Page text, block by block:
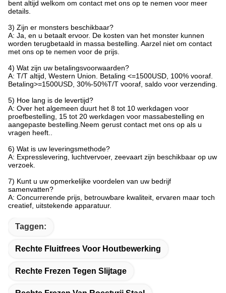
bent altijd welkom om contact met ons op te nemen voor meer
details.
3) Zijn er monsters beschikbaar?
A: Ja, en u betaalt ervoor. De kosten van het monster kunnen
worden terugbetaald in massa bestelling. Aarzel niet om contact
met ons op te nemen voor de prijs.
4) Wat zijn uw betalingsvoorwaarden?
A: T/T altijd, Western Union. Betaling <=1500USD, 100% vooraf.
Betaling>=1500USD, 30%-50%T/T vooraf, saldo voor verzending.
5) Hoe lang is de levertijd?
A: Over het algemeen duurt het 8 tot 10 werkdagen voor
proefbestelling, 15 tot 20 werkdagen voor massabestelling en
aangepaste bestelling.Neem gerust contact met ons op als u
vragen heeft..
6) Wat is uw leveringsmethode?
A: Expresslevering, luchtvervoer, zeevaart zijn beschikbaar op uw
verzoek.
7) Kunt u uw opmerkelijke voordelen van uw bedrijf
samenvatten?
A: Concurrerende prijs, betrouwbare kwaliteit, ervaren maar toch
creatief, uitstekende apparatuur.
Taggen:
Rechte Fluitfrees Voor Houtbewerking
Rechte Frezen Tegen Slijtage